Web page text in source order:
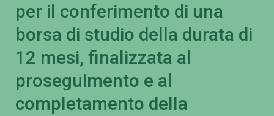
per il conferimento di una
borsa di studio della durata di
12 mesi, finalizzata al
proseguimento e al
completamento della